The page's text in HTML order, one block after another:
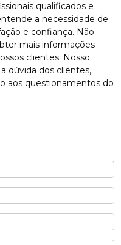
qualificados e
a necessidade de
e confiança. Não
mais informações
clientes. Nosso
dúvida dos clientes,
aos questionamentos do